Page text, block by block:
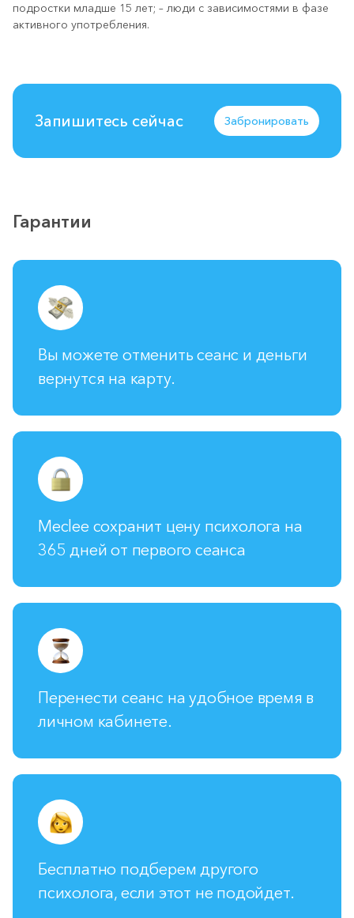
подростки младше 15 лет; – люди с зависимостями в фазе
активного употребления.
Запишитесь сейчас Забронировать
Гарантии
Вы можете отменить сеанс и деньги
вернутся на карту.
Meclee сохранит цену психолога на
365 дней от первого сеанса
Перенести сеанс на удобное время в
личном кабинете.
Бесплатно подберем другого
психолога, если этот не подойдет.